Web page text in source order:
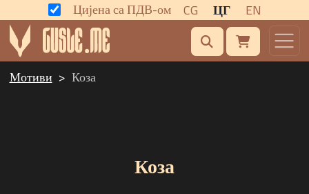
Цијена са ПДВ-ом CG ЦГ EN
Мотиви Коза
Коза